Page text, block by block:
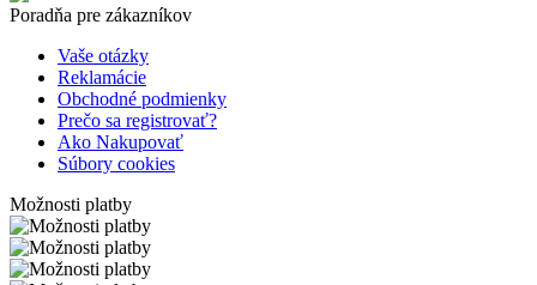
Poradňa pre zákazníkov
Vaše otázky
Reklamácie
Obchodné podmienky
Prečo sa registrovať?
Ako Nakupovať
Súbory cookies
Možnosti platby